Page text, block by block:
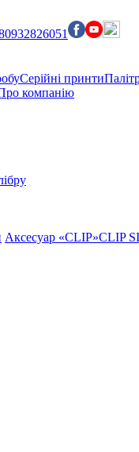
Серійні принти
компанію
Аксесуар «CLIP»CLIP